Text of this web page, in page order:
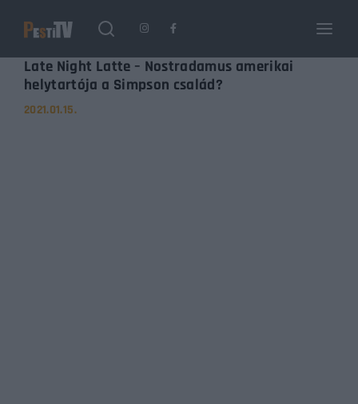
Late Night Latte – Nostradamus amerikai
helytartója a Simpson család?
2021.01.15.
Login Register
Username or Email Address